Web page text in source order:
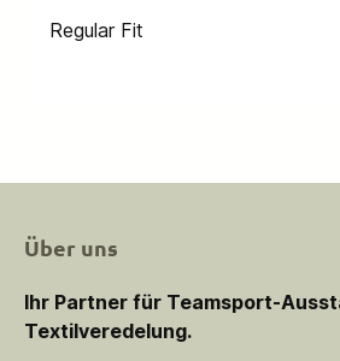
Regular Fit
Über uns
Ihr Partner für Teamsport-
Textilveredelung.